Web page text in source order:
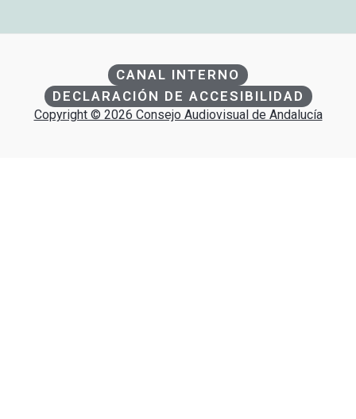
CANAL INTERNO
DECLARACIÓN DE ACCESIBILIDAD
Copyright © 2026 Consejo Audiovisual de Andalucía